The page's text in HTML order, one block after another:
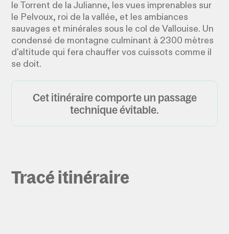
le Torrent de la Julianne, les vues imprenables sur
le Pelvoux, roi de la vallée, et les ambiances
sauvages et minérales sous le col de Vallouise. Un
condensé de montagne culminant à 2300 mètres
d'altitude qui fera chauffer vos cuissots comme il
se doit.
Cet itinéraire comporte un passage
technique évitable.
Tracé itinéraire